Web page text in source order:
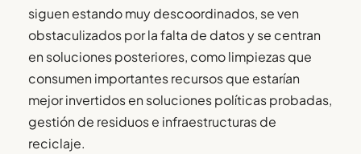
siguen estando muy descoordinados, se ven
obstaculizados por la falta de datos y se centran
en soluciones posteriores, como limpiezas que
consumen importantes recursos que estarían
mejor invertidos en soluciones políticas probadas,
gestión de residuos e infraestructuras de
reciclaje.